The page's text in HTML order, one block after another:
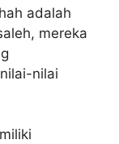
adalah
mereka
nilai